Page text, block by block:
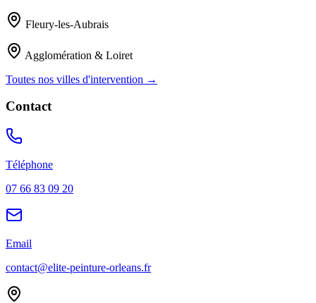
Fleury-les-Aubrais
Agglomération & Loiret
Toutes nos villes d'intervention →
Contact
Téléphone
07 66 83 09 20
Email
contact@elite-peinture-orleans.fr